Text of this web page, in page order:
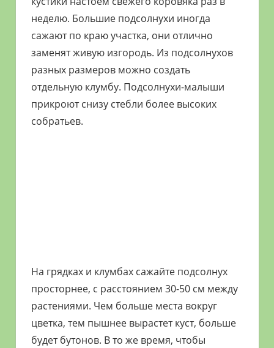
неделю. Большие подсолнухи иногда
сажают по краю участка, они отлично
заменят живую изгородь. Из подсолнухов
разных размеров можно создать
отдельную клумбу. Подсолнухи-малыши
прикроют снизу стебли более высоких
собратьев.
На грядках и клумбах сажайте подсолнух
просторнее, с расстоянием 30-50 см между
растениями. Чем больше места вокруг
цветка, тем пышнее вырастет куст, больше
будет бутонов. В то же время, чтобы